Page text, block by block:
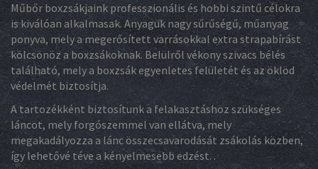
Műbőr boxzsákjaink professzionális és hobbi szintű célokra
is kiválóan alkalmasak. Anyaguk nagy sűrűségű, műanyag
ponyva, mely a megerősített varrásokkal extra strapabírást
kölcsönöz a boxzsákoknak. Belülről vékony szivacs bélés
található, mely a boxzsák egyenletes felületét és az öklöd
védelmét biztosítja.
A tartozékként biztosítunk a felakasztáshoz szükséges
láncot, mely forgószemmel van ellátva, mely
megakadályozza a lánc összecsavarodását zsákolás közben,
így lehetővé téve a kényelmesebb edzést. .